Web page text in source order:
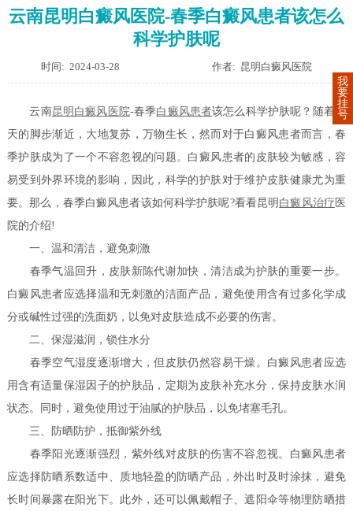
云南昆明白癜风医院-春季白癜风患者该怎么
科学护肤呢
时间: 2024-03-28 作者: 昆明白癜风医院
云南昆明白癜风医院-春季白癜风患者该怎么科学护肤呢？随着春
天的脚步渐近，大地复苏，万物生长，然而对于白癜风患者而言，春
季护肤成为了一个不容忽视的问题。白癜风患者的皮肤较为敏感，容
易受到外界环境的影响，因此，科学的护肤对于维护皮肤健康尤为重
要。那么，春季白癜风患者该如何科学护肤呢?看看昆明 白癜风治疗 医
院的介绍!
一、温和清洁，避免刺激
春季气温回升，皮肤新陈代谢加快，清洁成为护肤的重要一步。
白癜风患者应选择温和无刺激的洁面产品，避免使用含有过多化学成
分或碱性过强的洗面奶，以免对皮肤造成不必要的伤害。
二、保湿滋润，锁住水分
春季空气湿度逐渐增大，但皮肤仍然容易干燥。白癜风患者应选
用含有适量保湿因子的护肤品，定期为皮肤补充水分，保持皮肤水润
状态。同时，避免使用过于油腻的护肤品，以免堵塞毛孔。
三、防晒防护，抵御紫外线
春季阳光逐渐强烈，紫外线对皮肤的伤害不容忽视。白癜风患者
应选择防晒系数适中、质地轻盈的防晒产品，外出时及时涂抹，避免
长时间暴露在阳光下。此外，还可以佩戴帽子、遮阳伞等物理防晒措
我
要
挂
号